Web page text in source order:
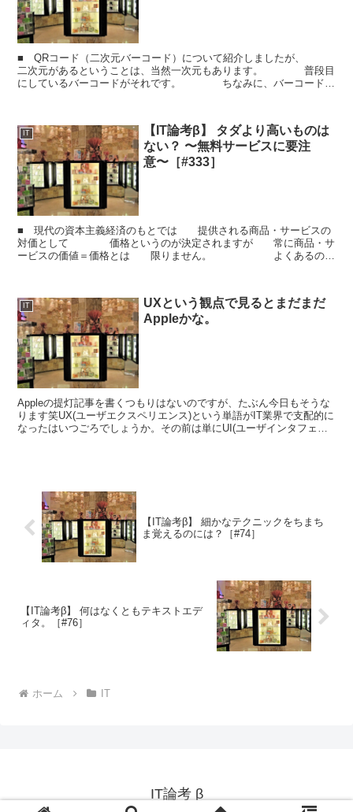
■ QRコード（二次元バーコード）について紹介しましたが、
二次元があるということは、当然一次元もあります。 普段目
にしているバーコードがそれです。 ちなみに、バーコードが
IT
【IT論考β】 タダより高いものは
ない？ 〜無料サービスに要注
意〜［#333］
■ 現代の資本主義経済のもとでは 提供される商品・サービスの
対価として 価格というのが決定されますが 常に商品・サ
ービスの価値＝価格とは 限りません。 よくあるのは
IT
UXという観点で見るとまだまだ
Appleかな。
Appleの提灯記事を書くつもりはないのですが、たぶん今日もそうな
ります笑UX(ユーザエクスペリエンス)という単語がIT業界で支配的に
なったはいつごろでしょうか。その前は単にUI(ユーザインタフェー
【IT論考β】 細かなテクニックをちまち
ま覚えるのには？［#74］
【IT論考β】 何はなくともテキストエデ
ィタ。［#76］
ホーム IT
IT論考 β